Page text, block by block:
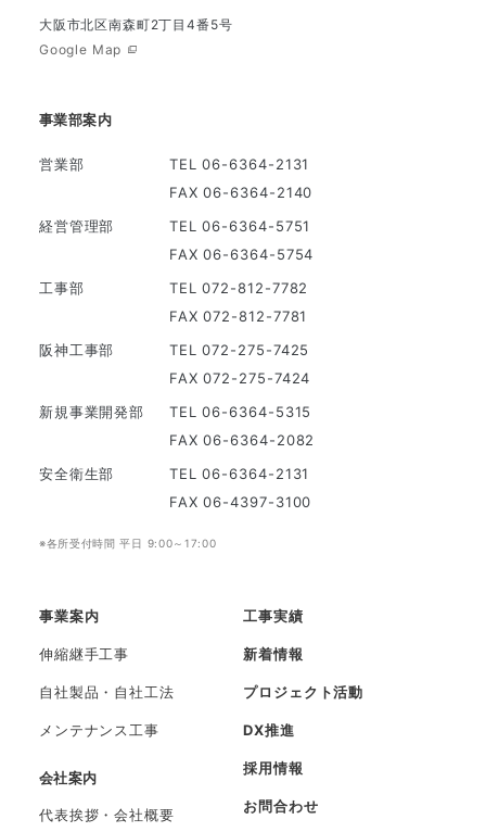
大阪市北区南森町2丁目4番5号
Google Map
事業部案内
営業部
TEL 06-6364-2131
FAX 06-6364-2140
経営管理部
TEL 06-6364-5751
FAX 06-6364-5754
工事部
TEL 072-812-7782
FAX 072-812-7781
阪神工事部
TEL 072-275-7425
FAX 072-275-7424
新規事業開発部
TEL 06-6364-5315
FAX 06-6364-2082
安全衛生部
TEL 06-6364-2131
FAX 06-4397-3100
※各所受付時間 平日 9:00～17:00
事業案内
伸縮継手工事
自社製品・自社工法
メンテナンス工事
会社案内
代表挨拶・会社概要
工事実績
新着情報
プロジェクト活動
DX推進
採用情報
お問合わせ